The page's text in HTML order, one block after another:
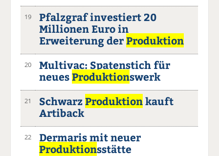
19
Pfalzgraf investiert 20
Millionen Euro in
Erweiterung derProduktion
20
Multivac: Spatenstich für
neuesProduktionswerk
21 SchwarzProduktionkauft
Artiback
22
Dermaris mit neuer
Produktionsstätte